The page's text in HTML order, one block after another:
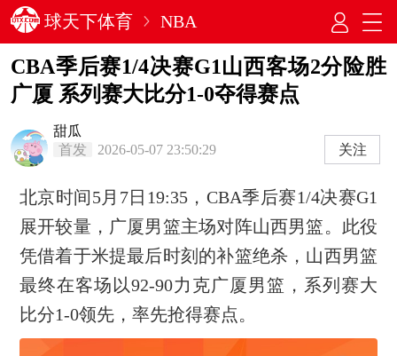
球天下体育 NBA
CBA季后赛1/4决赛G1山西客场2分险胜
广厦 系列赛大比分1-0夺得赛点
甜瓜
首发
2026-05-07 23:50:29 关注
北京时间5月7日19:35，CBA季后赛1/4决赛G1
展开较量，广厦男篮主场对阵山西男篮。此役
凭借着于米提最后时刻的补篮绝杀，山西男篮
最终在客场以92-90力克广厦男篮，系列赛大
比分1-0领先，率先抢得赛点。